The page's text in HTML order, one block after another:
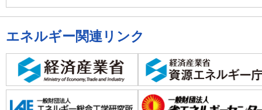
エネルギー関連リンク